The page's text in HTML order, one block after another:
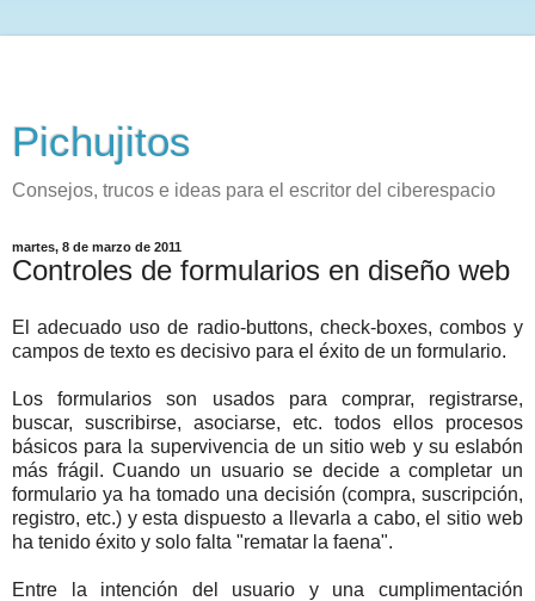
Pichujitos
Consejos, trucos e ideas para el escritor del ciberespacio
martes, 8 de marzo de 2011
Controles de formularios en diseño web
El adecuado uso de radio-buttons, check-boxes, combos y
campos de texto es decisivo para el éxito de un formulario.
Los formularios son usados para comprar, registrarse,
buscar, suscribirse, asociarse, etc. todos ellos procesos
básicos para la supervivencia de un sitio web y su eslabón
más frágil. Cuando un usuario se decide a completar un
formulario ya ha tomado una decisión (compra, suscripción,
registro, etc.) y esta dispuesto a llevarla a cabo, el sitio web
ha tenido éxito y solo falta "rematar la faena".
Entre la intención del usuario y una cumplimentación